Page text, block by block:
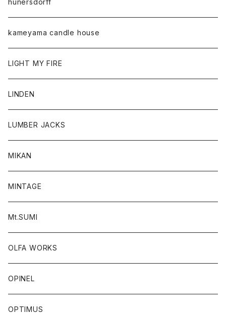
hunersdorff
kameyama candle house
LIGHT MY FIRE
LINDEN
LUMBER JACKS
MIKAN
MINTAGE
Mt.SUMI
OLFA WORKS
OPINEL
OPTIMUS